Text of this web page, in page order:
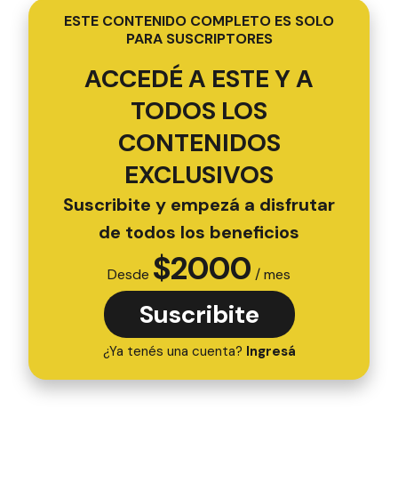
ESTE CONTENIDO COMPLETO ES SOLO
PARA SUSCRIPTORES
ACCEDÉ A ESTE Y A
TODOS LOS
CONTENIDOS
EXCLUSIVOS
Suscribite y empezá a disfrutar
de todos los beneficios
Desde $2000 / mes
Suscribite
¿Ya tenés una cuenta? Ingresá